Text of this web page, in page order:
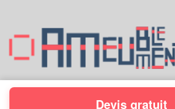
Devis gratuit